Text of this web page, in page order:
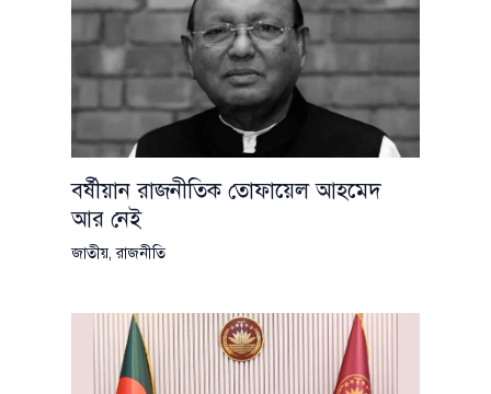
বর্ষীয়ান রাজনীতিক তোফায়েল আহমেদ
আর নেই
জাতীয়,রাজনীতি